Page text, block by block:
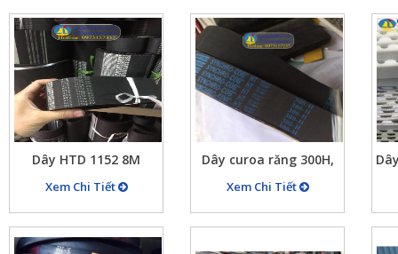
dài 100m hàng đẹp
tròn cách nhau 14mm
Dây HTD 1152 8M
curoa đai răng, dây
curoa 8M 1152
Xem Chi Tiết
Dây curoa răng 300H,
dây đai răng 300H
Xem Chi Tiết